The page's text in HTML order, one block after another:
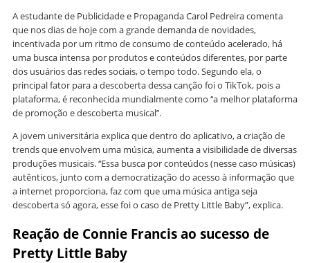
A estudante de Publicidade e Propaganda Carol Pedreira comenta
que nos dias de hoje com a grande demanda de novidades,
incentivada por um ritmo de consumo de conteúdo acelerado, há
uma busca intensa por produtos e conteúdos diferentes, por parte
dos usuários das redes sociais, o tempo todo. Segundo ela, o
principal fator para a descoberta dessa canção foi o TikTok, pois a
plataforma, é reconhecida mundialmente como ‘‘a melhor plataforma
de promoção e descoberta musical’’.
A jovem universitária explica que dentro do aplicativo, a criação de
trends que envolvem uma música, aumenta a visibilidade de diversas
produções musicais. ‘‘Essa busca por conteúdos (nesse caso músicas)
autênticos, junto com a democratização do acesso à informação que
a internet proporciona, faz com que uma música antiga seja
descoberta só agora, esse foi o caso de Pretty Little Baby”, explica.
Reação de Connie Francis ao sucesso de
Pretty Little Baby